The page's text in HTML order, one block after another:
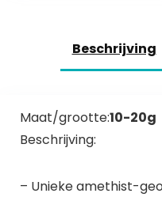
Beschrijving
Maat/grootte:10-20g
Beschrijving:
– Unieke amethist-